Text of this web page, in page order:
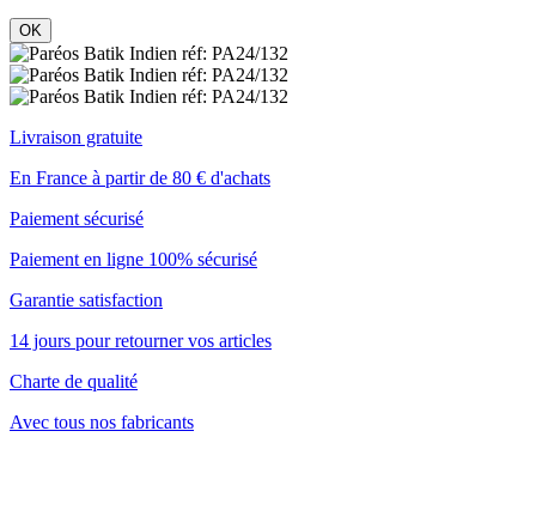
OK
Livraison gratuite
En France à partir de 80 € d'achats
Paiement sécurisé
Paiement en ligne 100% sécurisé
Garantie satisfaction
14 jours pour retourner vos articles
Charte de qualité
Avec tous nos fabricants